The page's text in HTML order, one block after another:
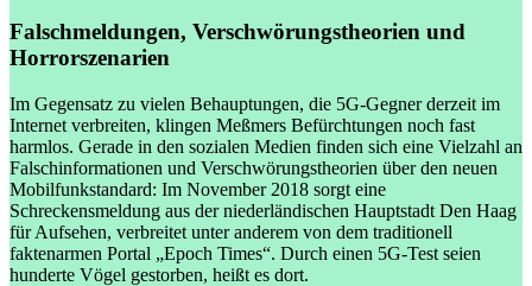
Falschmeldungen, Verschwörungstheorien und
Horrorszenarien
Im Gegensatz zu vielen Behauptungen, die 5G-Gegner derzeit im
Internet verbreiten, klingen Meßmers Befürchtungen noch fast
harmlos. Gerade in den sozialen Medien finden sich eine Vielzahl an
Falschinformationen und Verschwörungstheorien über den neuen
Mobilfunkstandard: Im November 2018 sorgt eine
Schreckensmeldung aus der niederländischen Hauptstadt Den Haag
für Aufsehen, verbreitet unter anderem von dem traditionell
faktenarmen Portal „Epoch Times“. Durch einen 5G-Test seien
hunderte Vögel gestorben, heißt es dort.